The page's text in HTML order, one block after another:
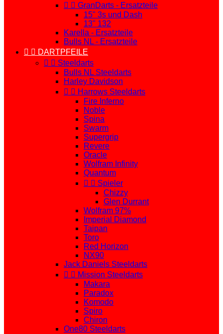
  GranDarts - Ersatzteile
15" 3s und Dash
13" 132
Karella - Ersatzteile
Bulls NL - Ersatzteile
  DARTPFEILE
  Steeldarts
Bulls NL Steeldarts
Harley Davidson
  Harrows Steeldarts
Fire Inferno
Noble
Spina
Swarm
Supergrip
Revere
Oracle
Wolfram Infinity
Quantum
  Spieler
Chizzy
Glen Durrant
Wolfram 97%
Imperial Diamond
Taipan
Toro
Red Horizon
NX90
Jack Daniels Steeldarts
  Mission Steeldarts
Makara
Paradox
Komodo
Spiro
Chiron
One80 Steeldarts